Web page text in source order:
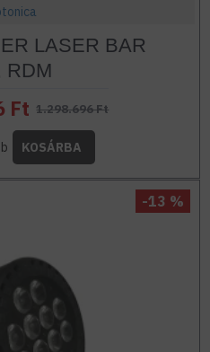
LASER BAR
RDM
Ft 1.298.696 Ft
KOSÁRBA
-13 %